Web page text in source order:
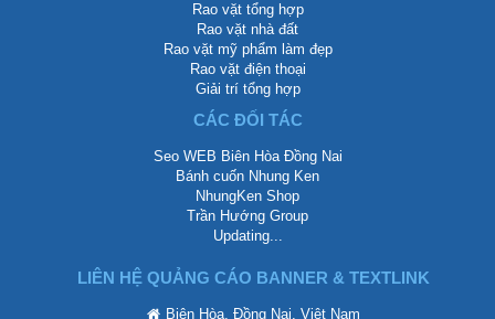
Rao vặt tổng hợp
Rao vặt nhà đất
Rao vặt mỹ phẩm làm đẹp
Rao vặt điện thoại
Giải trí tổng hợp
CÁC ĐỐI TÁC
Seo WEB Biên Hòa Đồng Nai
Bánh cuốn Nhung Ken
NhungKen Shop
Trần Hướng Group
Updating...
LIÊN HỆ QUẢNG CÁO BANNER & TEXTLINK
Biên Hòa, Đồng Nai, Việt Nam